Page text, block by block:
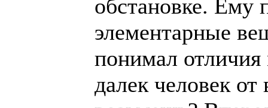
обстановке. Ему
элементарные
понимал
далек человек от